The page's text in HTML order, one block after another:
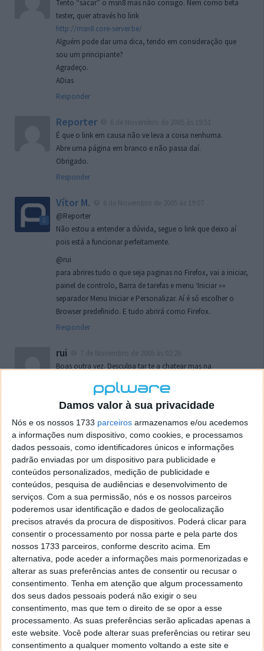
Damos valor à sua privacidade
Nós e os nossos 1733 parceiros armazenamos e/ou acedemos
a informações num dispositivo, como cookies, e processamos
dados pessoais, como identificadores únicos e informações
padrão enviadas por um dispositivo para publicidade e
conteúdos personalizados, medição de publicidade e
conteúdos, pesquisa de audiências e desenvolvimento de
serviços. Com a sua permissão, nós e os nossos parceiros
poderemos usar identificação e dados de geolocalização
precisos através da procura de dispositivos. Poderá clicar para
consentir o processamento por nossa parte e pela parte dos
nossos 1733 parceiros, conforme descrito acima. Em
alternativa, pode aceder a informações mais pormenorizadas e
alterar as suas preferências antes de consentir ou recusar o
consentimento. Tenha em atenção que algum processamento
dos seus dados pessoais poderá não exigir o seu
consentimento, mas que tem o direito de se opor a esse
processamento. As suas preferências serão aplicadas apenas a
este website. Você pode alterar suas preferências ou retirar seu
consentimento a qualquer momento voltando a este site e
Tento “sacar” o msn8 mas não consigo. Nem como beta
tester, quer através ho link
http://msn8.core-server.be/
Alguém pode dar uma dica, tendo em consideração que
sou um principiante?
Agradeço.
ADias
Responder
Reporter
É que o link em causa não ve leva a coisa nenhuma.
Abre uma página em branco e não passa daí.
Obrigado.
Responder
Vítor M.
@Reporter
Não estou a entender a dúvida, segue o link que deixo aí
pois está a funcionar perfeitamente.
@rui
para abrires tudo o que seja paginas no Firefox, vai a iniciar,
painel de controlo, Barra de tarefas e menu ‘Iniciar »»
separador Menu Iniciar e Personalizar. Aí é só escolher o
Browser predefinido. E tudo abrirá como Firefox.
Responder
rui
Boas outra vez. Desculpa tar te a chatear mas na
o firefox como browser predefenido
de control tudo e nada. Tou a comecar a desesperar, ate ja
tentei apagar o explorer na tentativa de forçar o uso do
firefox mas em vao. Kaso te lembres de outra dica fico
agradecido, caso contrario obrigado a mesma
Responder
Vítor M.
7 de Novembro de 2005 às 01:39
@Reporter
Desculpa mas o link funciona. Seja como for segue por mail
o MSn Messenger 8.
Responder
Vítor M.
7 de Novembro de 2005 às 11:21
@Rui
Tens de encontrar o que te falei. Faz da seguinte maneira,
janela iniciar e no topo dessa janela com o botão direito do
rato faz propriedades. Depois no separador Menu ‘Iniciar’
clica no botão ‘Personalizar’ aí encontrarás no separador
geral a opção para escolheres o Browser com que queres